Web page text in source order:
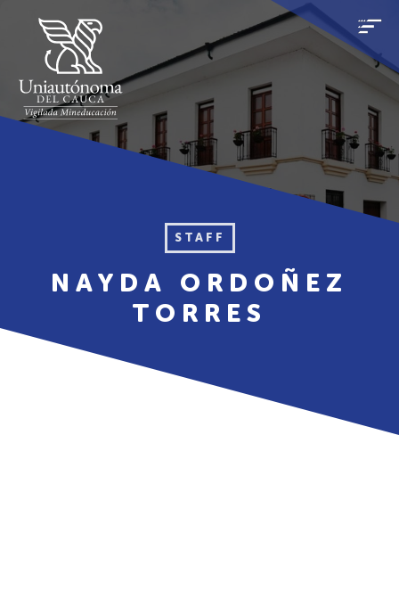
STAFF
NAYDA ORDOÑEZ
TORRES